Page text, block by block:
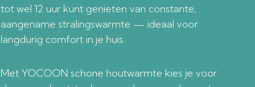
tot wel 12 uur kunt genieten van constante,
aangename stralingswarmte — ideaal voor
langdurig comfort in je huis.
Met YOCOON schone houtwarmte kies je voor